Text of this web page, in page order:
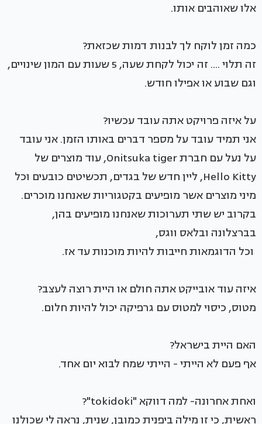
אלו שאוהבים אותו.
כמה זמן לוקח לך לבנות דמות שכזאת?
זה תלוי .... זה יכול לקחת שעה, 5 שעות עם המון שינויים,
וגם שבוע או אפילו חודש.
על איזה פרויקט אתה עובד עכשיו?
אני תמיד עובד על מספר דברים באותו הזמן. אני עובד
על נעל עם חברת Onitsuka tiger, עוד מוצרים של
Hello Kitty, ליין חדש של בגדים, תכשיטים כובעים וכל
מיני מוצרים אשר מופיעים בקטגוריות שאנחנו מוכרים.
בקרוב יש שתי תערוכות שאנחנו מופיעים בהן,
בברצלונה ובלאס ווגס,
וכל הדוגמאות חייבות להיות מוכנות עד אז.
איזה עוד אובייקט אתה חולם או היית רוצה לעצב?
מטוס, כיסוי למטוס עם גרפיקה יכול להיות חלום.
האם היית בישראל?
אף פעם לא הייתי - הייתי שמח לבוא יום אחד.
ואחת אחרונה- למה דווקא "tokidoki"?
ראשית, כי זו מילה ביפנית כמובן, שנית, נראה לי שכולנו